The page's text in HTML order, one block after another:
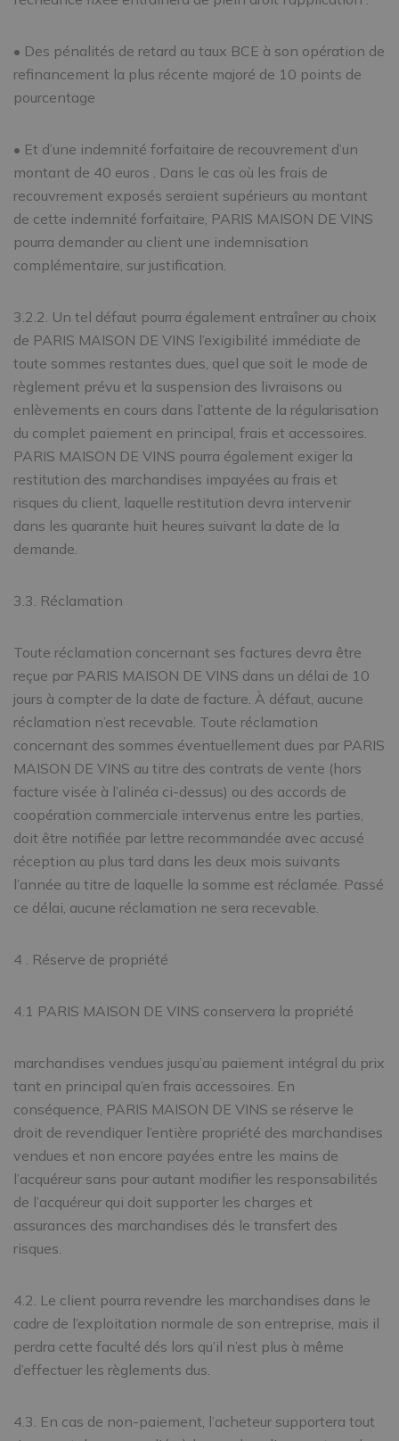
• Des pénalités de retard au taux BCE à son opération de
refinancement la plus récente majoré de 10 points de
pourcentage
• Et d’une indemnité forfaitaire de recouvrement d’un
montant de 40 euros . Dans le cas où les frais de
recouvrement exposés seraient supérieurs au montant
de cette indemnité forfaitaire, PARIS MAISON DE VINS
pourra demander au client une indemnisation
complémentaire, sur justification.
3.2.2. Un tel défaut pourra également entraîner au choix
de PARIS MAISON DE VINS l’exigibilité immédiate de
toute sommes restantes dues, quel que soit le mode de
règlement prévu et la suspension des livraisons ou
enlèvements en cours dans l’attente de la régularisation
du complet paiement en principal, frais et accessoires.
PARIS MAISON DE VINS pourra également exiger la
restitution des marchandises impayées au frais et
risques du client, laquelle restitution devra intervenir
dans les quarante huit heures suivant la date de la
demande.
3.3. Réclamation
Toute réclamation concernant ses factures devra être
reçue par PARIS MAISON DE VINS dans un délai de 10
jours à compter de la date de facture. À défaut, aucune
réclamation n’est recevable. Toute réclamation
concernant des sommes éventuellement dues par PARIS
MAISON DE VINS au titre des contrats de vente (hors
facture visée à l’alinéa ci-dessus) ou des accords de
coopération commerciale intervenus entre les parties,
doit être notifiée par lettre recommandée avec accusé
réception au plus tard dans les deux mois suivants
l’année au titre de laquelle la somme est réclamée. Passé
ce délai, aucune réclamation ne sera recevable.
4 . Réserve de propriété
4.1 PARIS MAISON DE VINS conservera la propriété
marchandises vendues jusqu’au paiement intégral du prix
tant en principal qu’en frais accessoires. En
conséquence, PARIS MAISON DE VINS se réserve le
droit de revendiquer l’entière propriété des marchandises
vendues et non encore payées entre les mains de
l’acquéreur sans pour autant modifier les responsabilités
de l’acquéreur qui doit supporter les charges et
assurances des marchandises dés le transfert des
risques.
4.2. Le client pourra revendre les marchandises dans le
cadre de l’exploitation normale de son entreprise, mais il
perdra cette faculté dés lors qu’il n’est plus à même
d’effectuer les règlements dus.
4.3. En cas de non-paiement, l’acheteur supportera tout